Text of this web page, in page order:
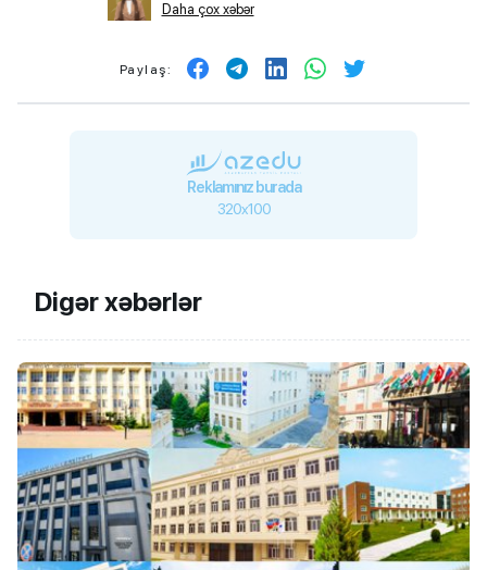
Daha çox xəbər
Paylaş:
Reklamınız burada
320x100
Digər xəbərlər